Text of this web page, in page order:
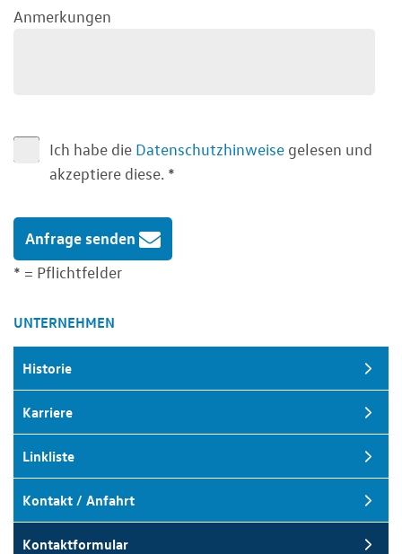
Anmerkungen
Ich habe die Datenschutzhinweise gelesen und
akzeptiere diese. *
Anfrage senden
* = Pflichtfelder
UNTERNEHMEN
Historie
Karriere
Linkliste
Kontakt / Anfahrt
Kontaktformular